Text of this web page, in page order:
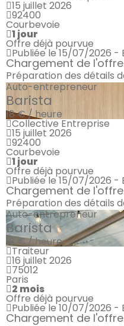
15 juillet 2026
92400
Courbevoie
1 jour
Offre déjà pourvue
Publiée le 15/07/2026 -
Chargement de
Préparation des détails
Auto-entrepreneur
Barista
18 € / heure
Collective Entreprise
15 juillet 2026
92400
Courbevoie
1 jour
Offre déjà pourvue
Publiée le 15/07/2026 -
Chargement de
Préparation des détails
Auto-entrepreneur
Barista
18 € / heure
Traiteur
16 juillet 2026
75012
Paris
2 mois
Offre déjà pourvue
Publiée le 10/07/2026 -
Chargement de